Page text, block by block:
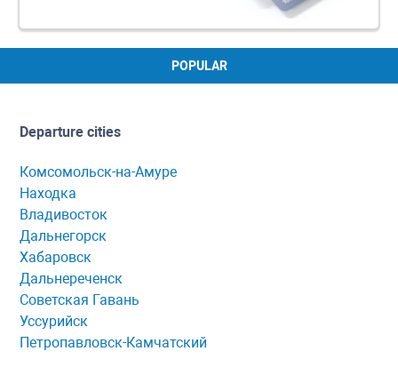
POPULAR
Departure cities
Комсомольск-на-Амуре
Находка
Владивосток
Дальнегорск
Хабаровск
Дальнереченск
Советская Гавань
Уссурийск
Петропавловск-Камчатский